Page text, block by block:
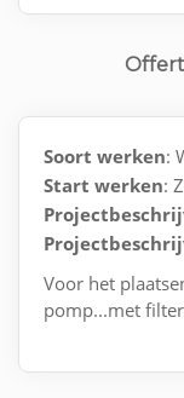
Soort werken:
Start werken:
Voor het
pomp...met